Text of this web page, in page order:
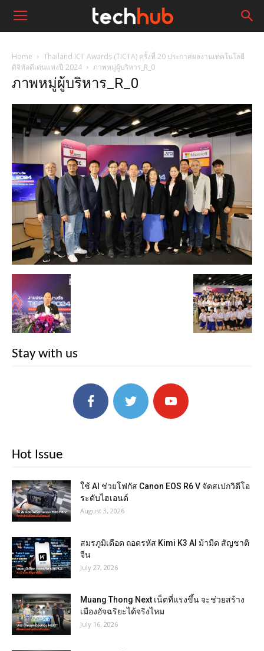
Home
Thailand ICT Awards (TICTA) ครั้งที่ 20 ประกาศผลงานเทคโนโลยี
ดิจิทัลดีเด่นแห่งปี 2024
ภาพหมู่ผู้บริหาร_R_0
ภาพหมู่ผู้บริหาร_R_0
Stay with us
Hot Issue
ใช้ AI ช่วยโฟกัส Canon EOS R6 V จัดสเปกวิดีโอ
ระดับไฮเอนด์
August 3, 2026
สมรภูมิเดือด ถอดรหัส Kimi K3 AI ม้ามืด สัญชาติ
จีน
July 27, 2026
Muang Thong Next เน็ตที่แรงขึ้น จะช่วยสร้าง
เมืองอัจฉริยะได้จริงไหม
July 16, 2026